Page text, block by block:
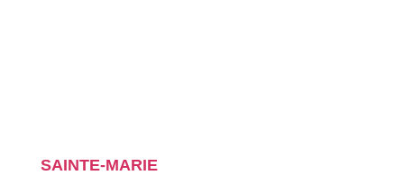
SAINTE-MARIE